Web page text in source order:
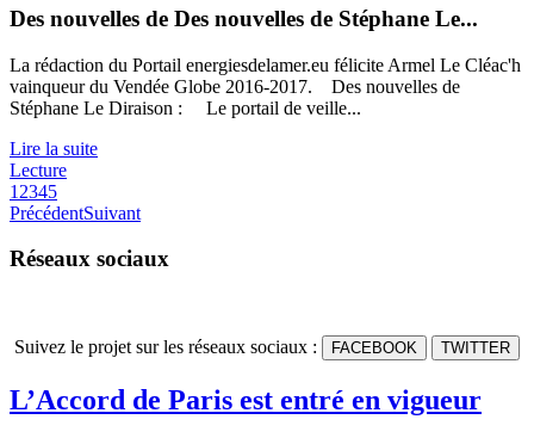
Des nouvelles de Des nouvelles de Stéphane Le...
La rédaction du Portail energiesdelamer.eu félicite Armel Le Cléac'h
vainqueur du Vendée Globe 2016-2017. Des nouvelles de
Stéphane Le Diraison : Le portail de veille...
Lire la suite
Lecture
1 2345
PrécédentSuivant
Réseaux sociaux
Suivez le projet sur les réseaux sociaux : FACEBOOK TWITTER
L’Accord de Paris est entré en vigueur